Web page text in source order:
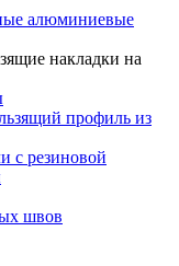
алюминиевые
накладки на
профиль из
с резиновой
швов